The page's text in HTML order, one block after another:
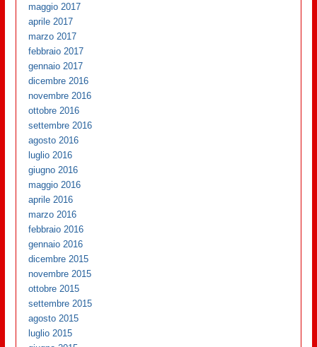
maggio 2017
aprile 2017
marzo 2017
febbraio 2017
gennaio 2017
dicembre 2016
novembre 2016
ottobre 2016
settembre 2016
agosto 2016
luglio 2016
giugno 2016
maggio 2016
aprile 2016
marzo 2016
febbraio 2016
gennaio 2016
dicembre 2015
novembre 2015
ottobre 2015
settembre 2015
agosto 2015
luglio 2015